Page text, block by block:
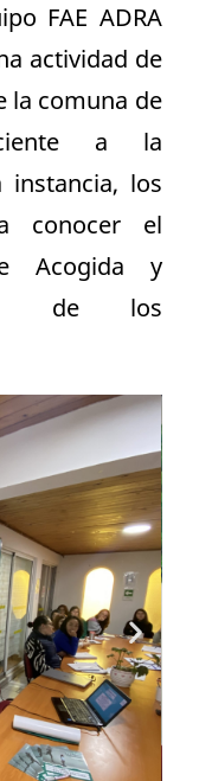
FAE ADRA
actividad de
la comuna de
a la
instancia, los
conocer el
Acogida y
de los